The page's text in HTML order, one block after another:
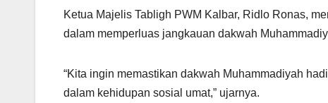
Ketua Majelis Tabligh PWM Kalbar, Ridlo Ronas,
dalam memperluas jangkauan dakwah
“Kita ingin memastikan dakwah Muhammadiyah
dalam kehidupan sosial umat,” ujarnya.